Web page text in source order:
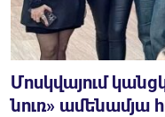
Մոսկվայում
նուռ» ամենամյա